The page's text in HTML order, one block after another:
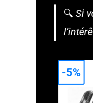
🔍 Si
-5%